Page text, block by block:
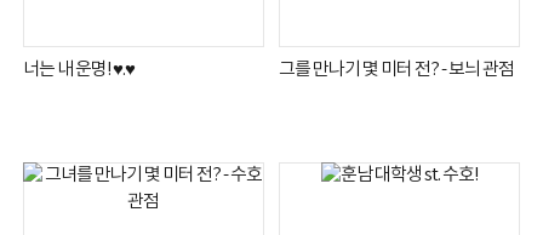
너는 내 운명! ♥.♥ 그를 만나기 몇 미터 전? - 보늬 관점